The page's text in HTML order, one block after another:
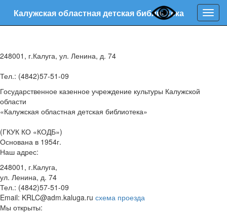
Калужская областная детская библиотека
248001, г.Калуга, ул. Ленина, д. 74
Тел.: (4842)57-51-09
Государственное казенное учреждение культуры Калужской
области
«Калужская областная детская библиотека»
(ГКУК КО «КОДБ»)
Основана в 1954г.
Наш адрес:
248001, г.Калуга,
ул. Ленина, д. 74
Тел.: (4842)57-51-09
Email: KRLC@adm.kaluga.ru схема проезда
Мы открыты: